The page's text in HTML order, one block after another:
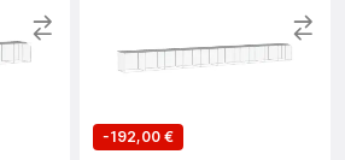
-192,00 €